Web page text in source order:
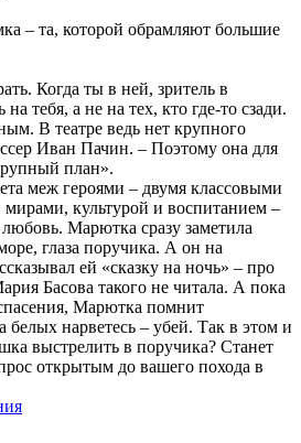
– та, которой обрамляют большие
Когда ты в ней, зритель в
тебя, а не на тех, кто где-то сзади.
В театре ведь нет крупного
Иван Пачин. – Поэтому она для
план».
меж героями – двумя классовыми
культурой и воспитанием –
Марютка сразу заметила
глаза поручика. А он на
ей «сказку на ночь» – про
Басова такого не читала. А пока
Марютка помнит
белых нарветесь – убей. Так в этом и
выстрелить в поручика? Станет
открытым до вашего похода в